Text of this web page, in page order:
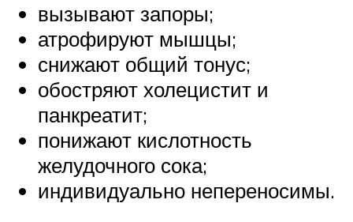
вызывают запоры;
атрофируют мышцы;
снижают общий тонус;
обостряют холецистит и
панкреатит;
понижают кислотность
желудочного сока;
индивидуально непереносимы.